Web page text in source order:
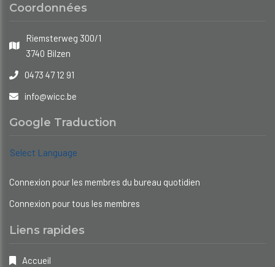
Coordonnées
Riemsterweg 300/1
3740 Bilzen
0473 47 12 91
info@wicc.be
Google Traduction
Select Language
Connexion pour les membres du bureau quotidien
Connexion pour tous les membres
Liens rapides
Accueil